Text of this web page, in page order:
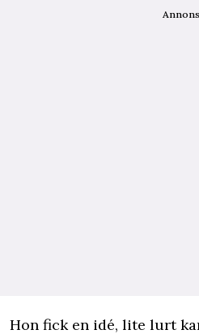
Annons
Hon fick en idé, lite lurt